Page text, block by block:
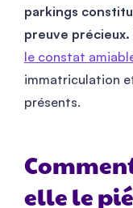
parkings
preuve précieux.
le constat
immatriculation
présents.
elle le